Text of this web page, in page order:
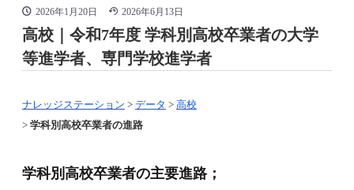
2026年1月20日 2026年6月13日
高校｜令和7年度 学科別高校卒業者の大学
等進学者、専門学校進学者
ナレッジステーション > データ > 高校
> 学科別高校卒業者の進路
学科別高校卒業者の主要進路；